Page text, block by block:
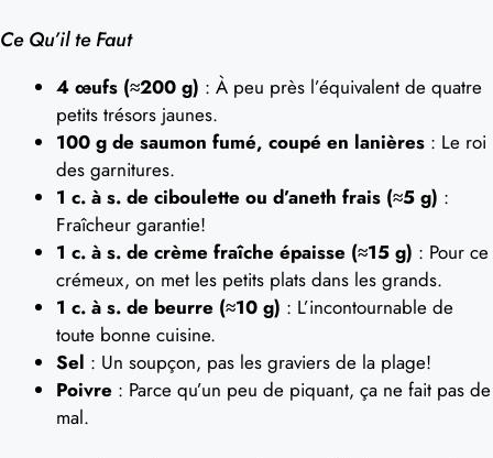
Ce Qu’il te Faut
4 œufs (≈200 g) : À peu près l’équivalent de quatre
petits trésors jaunes.
100 g de saumon fumé, coupé en lanières : Le roi
des garnitures.
1 c. à s. de ciboulette ou d’aneth frais (≈5 g) :
Fraîcheur garantie!
1 c. à s. de crème fraîche épaisse (≈15 g) : Pour ce
crémeux, on met les petits plats dans les grands.
1 c. à s. de beurre (≈10 g) : L’incontournable de
toute bonne cuisine.
Sel : Un soupçon, pas les graviers de la plage!
Poivre : Parce qu’un peu de piquant, ça ne fait pas de
mal.